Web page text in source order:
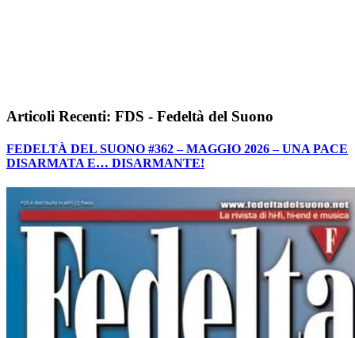
Articoli Recenti: FDS - Fedeltà del Suono
FEDELTÀ DEL SUONO #362 – MAGGIO 2026 – UNA PACE
DISARMATA E… DISARMANTE!